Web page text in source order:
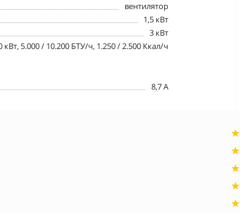
вентилятор
1,5 кВт
3 кВт
кВт, 5.000 / 10.200 БТУ/ч, 1.250 / 2.500 Ккал/ч
8,7 A